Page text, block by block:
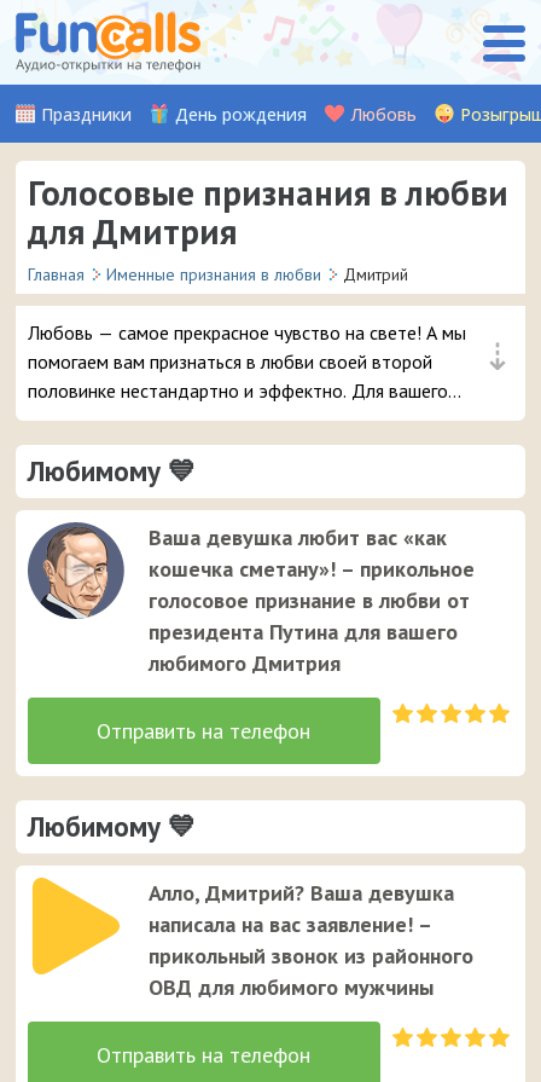
Праздники День рождения Любовь
Голосовые признания в любви
для Дмитрия
Главная Именные признания в любви Дмитрий
⇣
Любовь — самое прекрасное чувство на свете! А мы
помогаем вам признаться в любви своей второй
половинке нестандартно и эффектно. Для вашего
мужчины Дмитрия мы записали множество красивых
музыкальных и аудио признаний, стихов, а также
шуточных признаний от Путина (хит!). Выберите
понравившуюся аудио-открытку и уже через пару
мгновений она придет на телефон вашему любимому
Дмитрию. Это единственный случай, когда звонок от
неизвестного номера вызывает улыбку у вашего
мужчины ;)
Любимому 💙
Ваша девушка любит вас «как
кошечка сметану»! – прикольное
голосовое признание в любви от
президента Путина для вашего
любимого Дмитрия
Любимому 💙
Алло, Дмитрий? Ваша девушка
написала на вас заявление! –
прикольный звонок из районного
ОВД для любимого мужчины